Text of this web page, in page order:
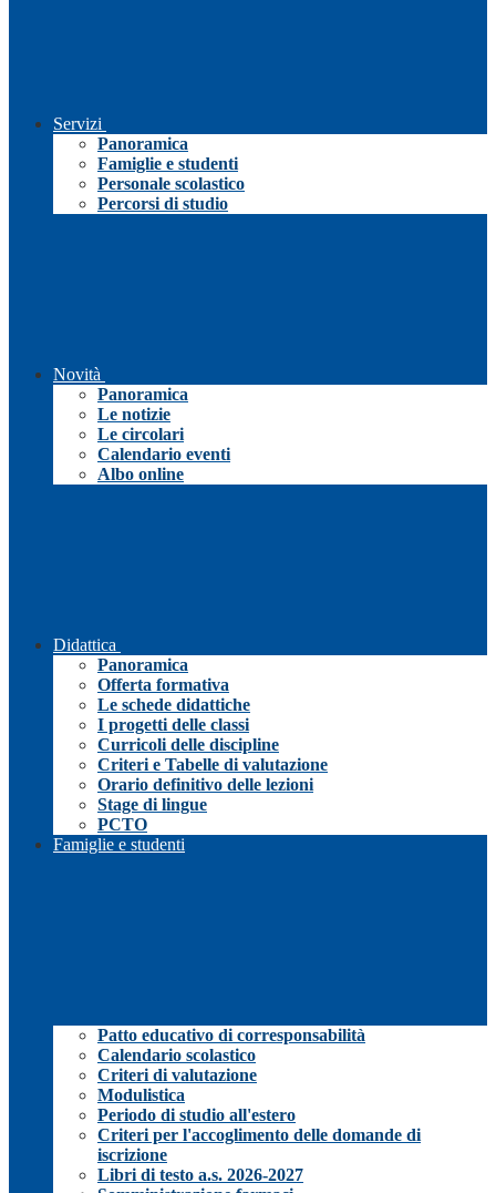
Servizi
Panoramica
Famiglie e studenti
Personale scolastico
Percorsi di studio
Novità
Panoramica
Le notizie
Le circolari
Calendario eventi
Albo online
Didattica
Panoramica
Offerta formativa
Le schede didattiche
I progetti delle classi
Curricoli delle discipline
Criteri e Tabelle di valutazione
Orario definitivo delle lezioni
Stage di lingue
PCTO
Famiglie e studenti
Patto educativo di corresponsabilità
Calendario scolastico
Criteri di valutazione
Modulistica
Periodo di studio all'estero
Criteri per l'accoglimento delle domande di
iscrizione
Libri di testo a.s. 2026-2027